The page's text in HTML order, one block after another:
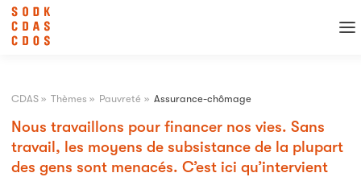
CDAS » Thèmes » Pauvreté » Assurance-chômage
Nous travaillons pour financer nos vies. Sans
travail, les moyens de subsistance de la plupart
des gens sont menacés. C’est ici qu’intervient